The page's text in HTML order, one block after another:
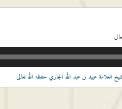
العلامة عبيد بن عبد الله الجابري حفظه الله تعالى